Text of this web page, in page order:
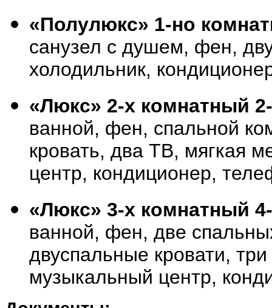
«Полулюкс» 1-но
санузел с душем, фен,
холодильник,
«Люкс» 2-х комнатный
ванной, фен, спальной
кровать, два ТВ, мягкая
центр, кондиционер,
«Люкс» 3-х комнатный
ванной, фен, две
двуспальные кровати,
музыкальный центр,